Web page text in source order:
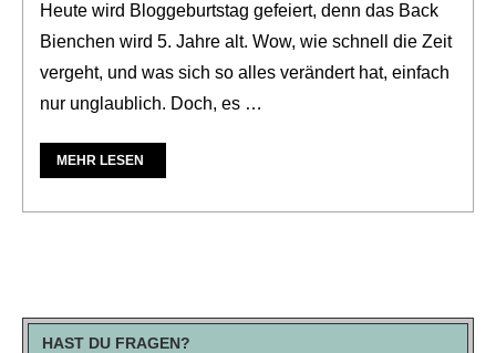
Heute wird Bloggeburtstag gefeiert, denn das Back
Bienchen wird 5. Jahre alt. Wow, wie schnell die Zeit
vergeht, und was sich so alles verändert hat, einfach
nur unglaublich. Doch, es …
MEHR LESEN
HAST DU FRAGEN?